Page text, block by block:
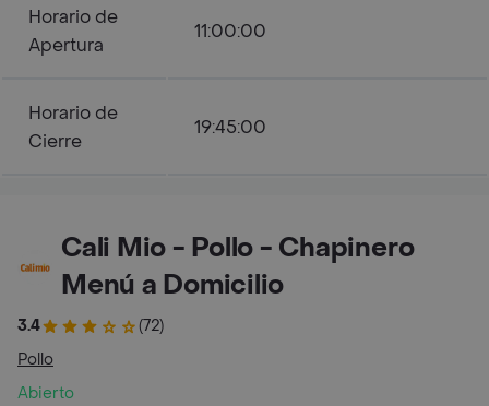
Horario de
Apertura
11:00:00
Horario de
Cierre
19:45:00
Cali Mio - Pollo - Chapinero
Menú a Domicilio
3.4
(72)
Pollo
Abierto